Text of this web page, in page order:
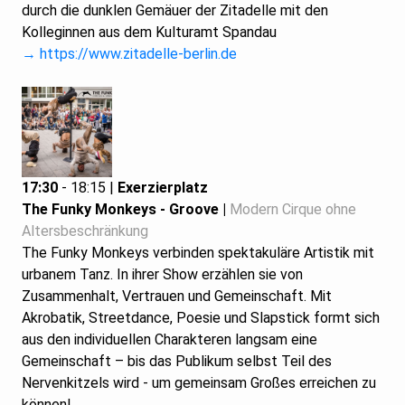
durch die dunklen Gemäuer der Zitadelle mit den
Kolleginnen aus dem Kulturamt Spandau
→ https://www.zitadelle-berlin.de
17:30 - 18:15 | Exerzierplatz
The Funky Monkeys - Groove | Modern Cirque ohne
Altersbeschränkung
The Funky Monkeys verbinden spektakuläre Artistik mit
urbanem Tanz. In ihrer Show erzählen sie von
Zusammenhalt, Vertrauen und Gemeinschaft. Mit
Akrobatik, Streetdance, Poesie und Slapstick formt sich
aus den individuellen Charakteren langsam eine
Gemeinschaft – bis das Publikum selbst Teil des
Nervenkitzels wird - um gemeinsam Großes erreichen zu